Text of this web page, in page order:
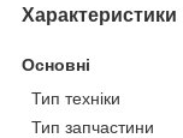
Характеристики
Основні
Тип техніки
Тип запчастини